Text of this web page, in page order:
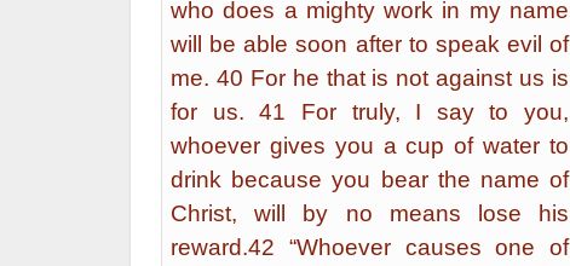
who does a mighty work in my name
will be able soon after to speak evil of
me. 40 For he that is not against us is
for us. 41 For truly, I say to you,
whoever gives you a cup of water to
drink because you bear the name of
Christ, will by no means lose his
reward.42 “Whoever causes one of